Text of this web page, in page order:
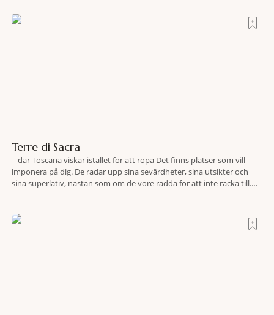
Terre di Sacra
– där Toscana viskar istället för att ropa Det finns platser som vill
imponera på dig. De radar upp sina sevärdheter, sina utsikter och
sina superlativ, nästan som om de vore rädda för att inte räcka till.